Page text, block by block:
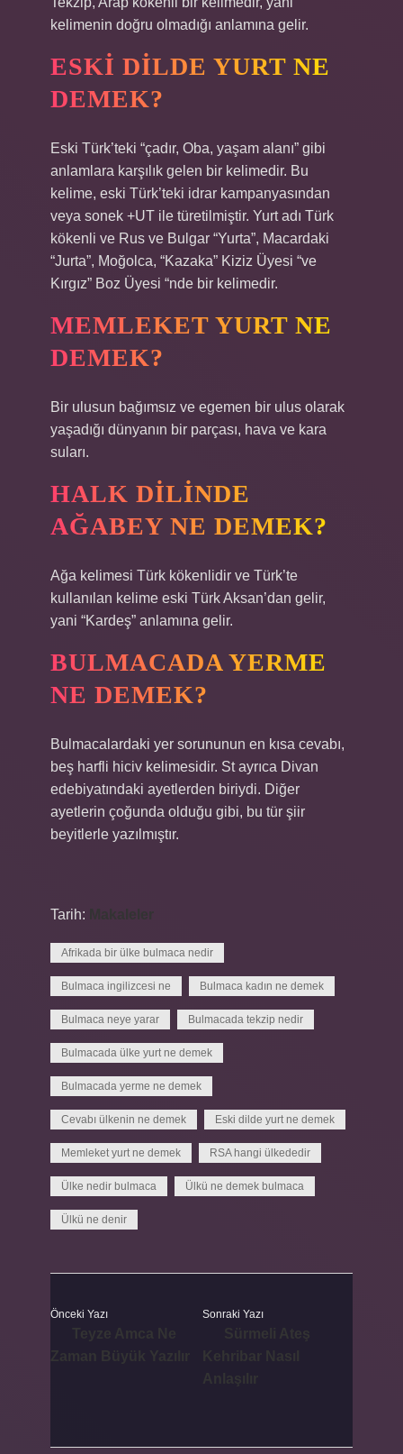
kelimenin doğru olmadığı anlamına gelir.
ESKI DILDE YURT NE
DEMEK?
Eski Türk’teki “çadır, Oba, yaşam alanı” gibi
anlamlara karşılık gelen bir kelimedir. Bu
kelime, eski Türk’teki idrar kampanyasından
veya sonek +UT ile türetilmiştir. Yurt adı Türk
kökenli ve Rus ve Bulgar “Yurta”, Macardaki
“Jurta”, Moğolca, “Kazaka” Kiziz Üyesi “ve
Kırgız” Boz Üyesi “nde bir kelimedir.
MEMLEKET YURT NE
DEMEK?
Bir ulusun bağımsız ve egemen bir ulus olarak
yaşadığı dünyanın bir parçası, hava ve kara
suları.
HALK DILINDE
AĞABEY NE DEMEK?
Ağa kelimesi Türk kökenlidir ve Türk’te
kullanılan kelime eski Türk Aksan’dan gelir,
yani “Kardeş” anlamına gelir.
BULMACADA YERME
NE DEMEK?
Bulmacalardaki yer sorununun en kısa cevabı,
beş harfli hiciv kelimesidir. St ayrıca Divan
edebiyatındaki ayetlerden biriydi. Diğer
ayetlerin çoğunda olduğu gibi, bu tür şiir
beyitlerle yazılmıştır.
Tarih:
Afrikada bir ülke bulmaca nedir
Bulmaca ingilizcesi ne Bulmaca kadın ne demek
Bulmaca neye yarar Bulmacada tekzip nedir
Bulmacada ülke yurt ne demek
Bulmacada yerme ne demek
Cevabı ülkenin ne demek Eski dilde yurt ne demek
Memleket yurt ne demek RSA hangi ülkededir
Ülke nedir bulmaca Ülkü ne demek bulmaca
Ülkü ne denir
Önceki Yazı Sonraki Yazı